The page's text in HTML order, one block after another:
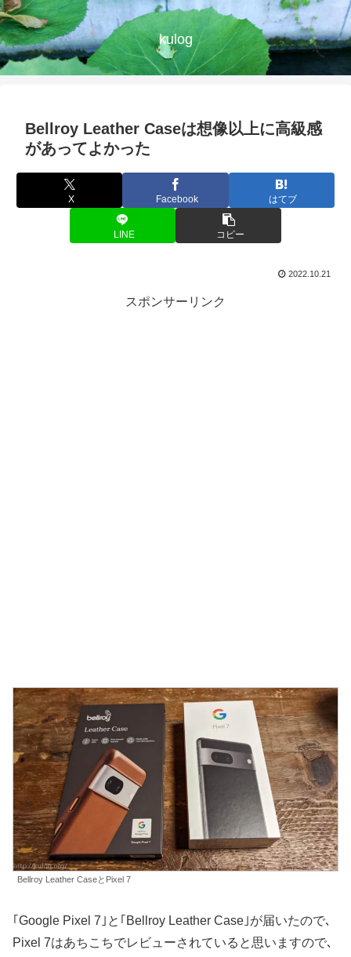
kulog
Bellroy Leather Caseは想像以上に高級感
があってよかった
X Facebook はてブ
LINE コピー
2022.10.21
スポンサーリンク
Bellroy Leather CaseとPixel 7
｢Google Pixel 7｣と｢Bellroy Leather Case｣が届いたので､
Pixel 7はあちこちでレビューされていると思いますので､